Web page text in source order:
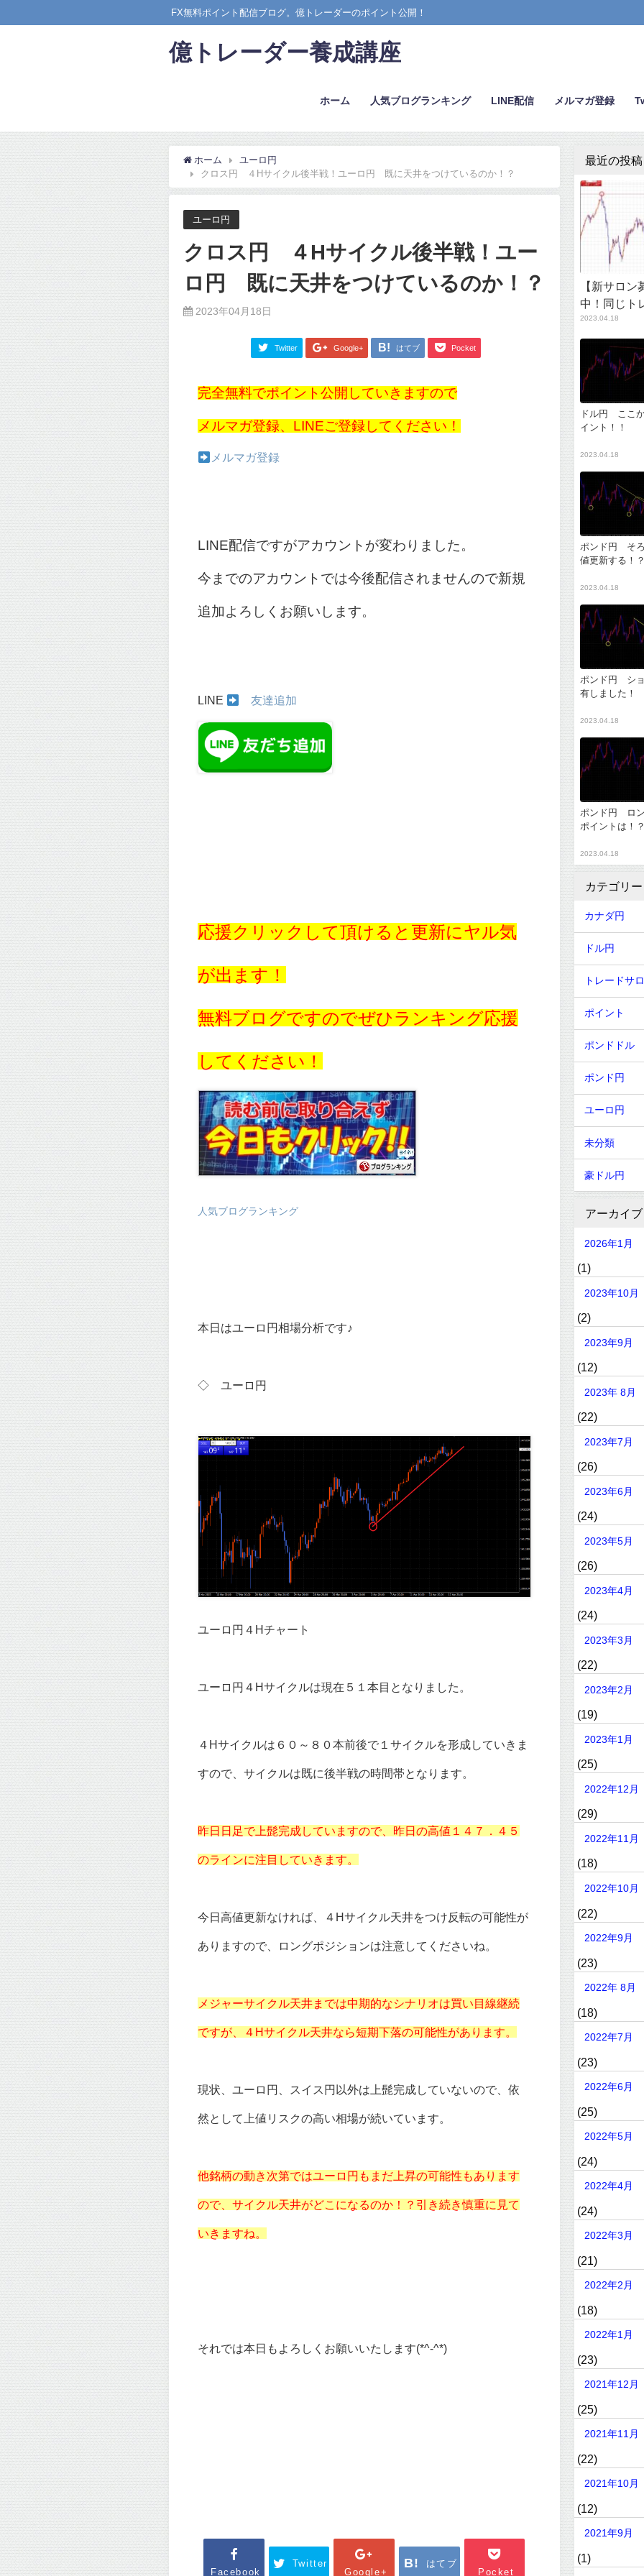
FX無料ポイント配信ブログ。億トレーダーのポイント公開！
億トレーダー養成講座
ホーム 人気ブログランキング LINE配信 メルマガ登録
ホーム
ユーロ円
クロス円 ４Hサイクル後半戦！ユーロ円 既に天井をつけているのか！？
ユーロ円
クロス円 ４Hサイクル後半戦！ユー
ロ円 既に天井をつけているのか！？
2023年04月18日
Twitter Google+ はてブ Pocket
完全無料でポイント公開していきますので
メルマガ登録、LINEご登録してください！
メルマガ登録
LINE配信ですがアカウントが変わりました。
今までのアカウントでは今後配信されませんので新規
追加よろしくお願いします。
LINE 友達追加
応援クリックして頂けると更新にヤル気
が出ます！
無料ブログですのでぜひランキング応援
してください！
人気ブログランキング
本日はユーロ円相場分析です♪
◇ ユーロ 円
ユーロ円４Hチャート
ユーロ円４Hサイクルは現在５１本目となりました。
４Hサイクルは６０～８０本前後で１サイクルを形成していきま
すので、サイクルは既に後半戦の時間帯となります。
昨日日足で上髭完成していますので、昨日の高値１４７．４５
のラインに注目していきます。
今日高値更新なければ、４Hサイクル天井をつけ反転の可能性が
ありますので、ロングポジションは注意してくださいね。
メジャーサイクル天井までは中期的なシナリオは買い目線継続
ですが、４Hサイクル天井なら短期下落の可能性があります。
現状、ユーロ円、スイス円以外は上髭完成していないので、依
然として上値リスクの高い相場が続いています。
他銘柄の動き次第ではユーロ円もまだ上昇の可能性もあります
ので、サイクル天井がどこになるのか！？引き続き慎重に見て
いきますね。
それでは本日もよろしくお願いいたします(*^-^*)
Facebook
Twitter
Google+
はてブ
Pocket
最近の投稿
【新サロ
中！同じト
2023.04.18
ドル円 ここ
イント！！
2023.04.18
ポンド円 そ
値更新する！
2023.04.18
ポンド円 シ
有しました！
2023.04.18
ポンド円 ロ
ポイントは！
2023.04.18
カテゴリー
カナダ円
ドル円
トレードサ
ポイント
ポンドドル
ポンド円
ユーロ円
未分類
豪ドル円
アーカイブ
2026年1月
(1)
2023年10月
(2)
2023年9月
(12)
2023年 8月
(22)
2023年7月
(26)
2023年6月
(24)
2023年5月
(26)
2023年4月
(24)
2023年3月
(22)
2023年2月
(19)
2023年1月
(25)
2022年12月
(29)
2022年11月
(18)
2022年10月
(22)
2022年9月
(23)
2022年 8月
(18)
2022年7月
(23)
2022年6月
(25)
2022年5月
(24)
2022年4月
(24)
2022年3月
(21)
2022年2月
(18)
2022年1月
(23)
2021年12月
(25)
2021年11月
(22)
2021年10月
(12)
2021年9月
(1)